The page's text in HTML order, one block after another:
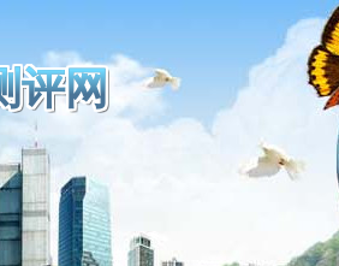
评网
评网
评网
评网
评网
评网
评网
评网
评网
评网
评网
评网
评网
评网
评网
评网
评网
评网
评网
评网
评网
评网
评网
评网
评网
评网
评网
评网
评网
评网
评网
评网
评网
评网
评网
评网
评网
评网
评网
评网
评网
评网
评网
评网
评网